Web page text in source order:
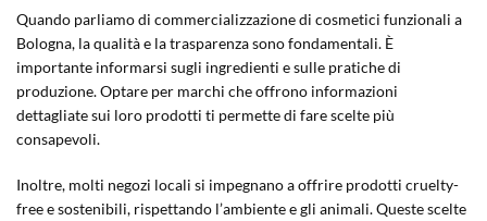
Quando parliamo di commercializzazione di cosmetici funzionali a
Bologna, la qualità e la trasparenza sono fondamentali. È
importante informarsi sugli ingredienti e sulle pratiche di
produzione. Optare per marchi che offrono informazioni
dettagliate sui loro prodotti ti permette di fare scelte più
consapevoli.
Inoltre, molti negozi locali si impegnano a offrire prodotti cruelty-
free e sostenibili, rispettando l’ambiente e gli animali. Queste scelte